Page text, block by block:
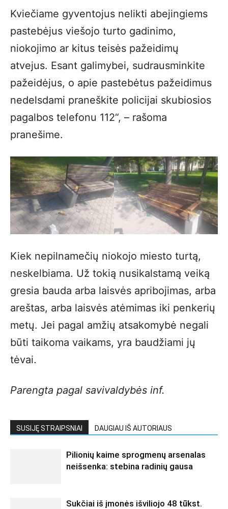
Kviečiame gyventojus nelikti abejingiems
pastebėjus viešojo turto gadinimo,
niokojimo ar kitus teisės pažeidimų
atvejus. Esant galimybei, sudrausminkite
pažeidėjus, o apie pastebėtus pažeidimus
nedelsdami praneškite policijai skubiosios
pagalbos telefonu 112“, – rašoma
pranešime.
Kiek nepilnamečių niokojo miesto turtą,
neskelbiama. Už tokią nusikalstamą veiką
gresia bauda arba laisvės apribojimas, arba
areštas, arba laisvės atėmimas iki penkerių
metų. Jei pagal amžių atsakomybė negali
būti taikoma vaikams, yra baudžiami jų
tėvai.
Parengta pagal savivaldybės inf.
SUSIJĘ STRAIPSNIAI DAUGIAU IŠ AUTORIAUS
Pilionių kaime sprogmenų arsenalas
neišsenka: stebina radinių gausa
Sukčiai iš įmonės išviliojo 48 tūkst.